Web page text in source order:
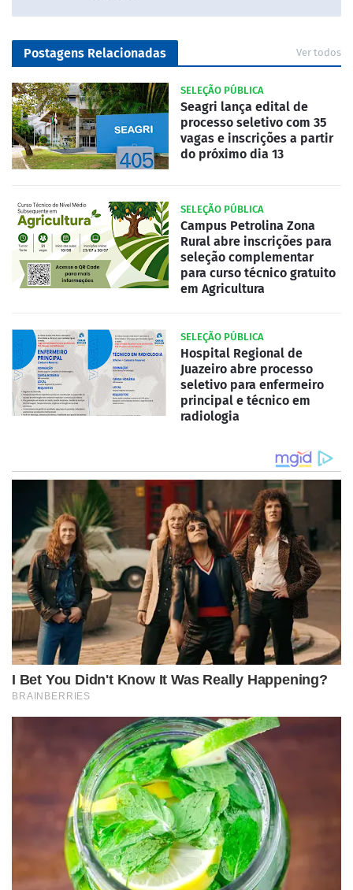
Postagens Relacionadas Ver todos
SELEÇÃO PÚBLICA
Seagri lança edital de
processo seletivo com 35
vagas e inscrições a partir
do próximo dia 13
SELEÇÃO PÚBLICA
Campus Petrolina Zona
Rural abre inscrições para
seleção complementar
para curso técnico gratuito
em Agricultura
SELEÇÃO PÚBLICA
Hospital Regional de
Juazeiro abre processo
seletivo para enfermeiro
principal e técnico em
radiologia